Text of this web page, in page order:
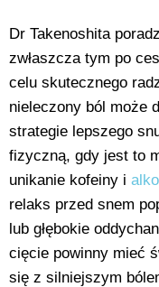
Dr Takenoshita
zwłaszcza tym po
celu skutecznego
nieleczony ból może
strategie lepszego
fizyczną, gdy jest to
unikanie kofeiny i
relaks przed snem
lub głębokie
cięcie powinny mieć
się z silniejszym